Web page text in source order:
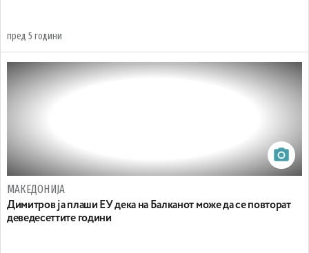
пред 5 години
МАКЕДОНИЈА
Димитров ја плаши ЕУ дека на Балканот може да се повторат
деведесеттите години